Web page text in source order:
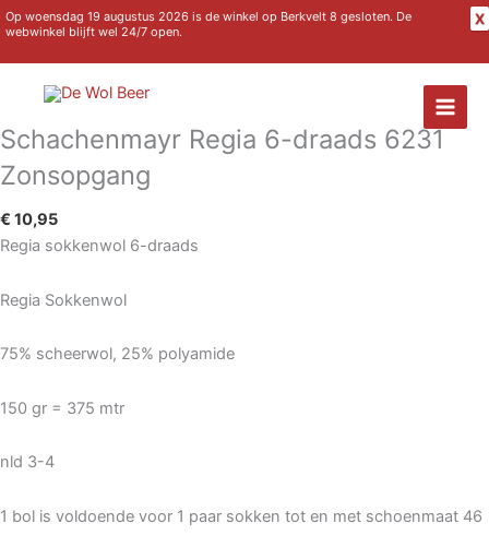
Op woensdag 19 augustus 2026 is de winkel op Berkvelt 8 gesloten. De
webwinkel blijft wel 24/7 open.
X
Ga
naar
de
inhoud
Schachenmayr Regia 6-draads 6231
Zonsopgang
€ 10,95
Regia sokkenwol 6-draads
Regia Sokkenwol
75% scheerwol, 25% polyamide
150 gr = 375 mtr
nld 3-4
1 bol is voldoende voor 1 paar sokken tot en met schoenmaat 46